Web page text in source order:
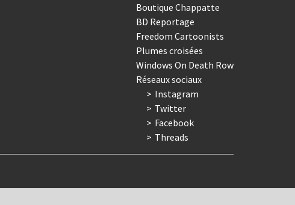
Boutique Chappatte
BD Reportage
Freedom Cartoonists
Plumes croisées
Windows On Death Row
Réseaux sociaux
Instagram
Twitter
Facebook
Threads